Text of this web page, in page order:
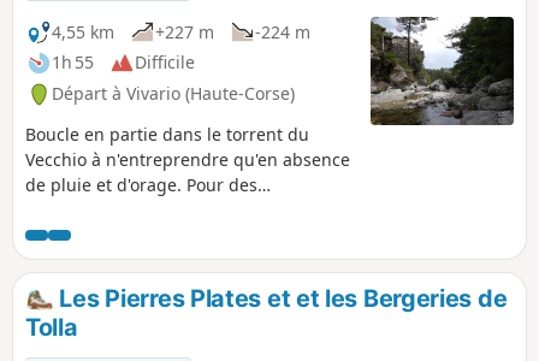
4,55 km
+227 m
-224 m
1h 55
Difficile
Départ à Vivario (Haute-Corse)
Boucle en partie dans le torrent du
Vecchio à n'entreprendre qu'en absence
de pluie et d'orage. Pour des
marcher en partie en passant de blocs
en blocs dans une rivière. Le chemin de
remontée n'est pas facile à trouver.
Belles vasques d'eau.
Les Pierres Plates et et les Bergeries de
Tolla